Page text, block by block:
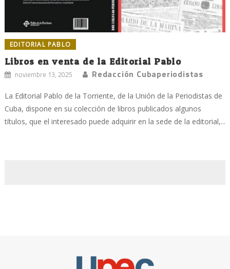
EDITORIAL PABLO
Libros en venta de la Editorial Pablo
noviembre 13, 2025 Redacción Cubaperiodistas
La Editorial Pablo de la Torriente, de la Unión de la Periodistas de
Cuba, dispone en su colección de libros publicados algunos
títulos, que el interesado puede adquirir en la sede de la editorial,...